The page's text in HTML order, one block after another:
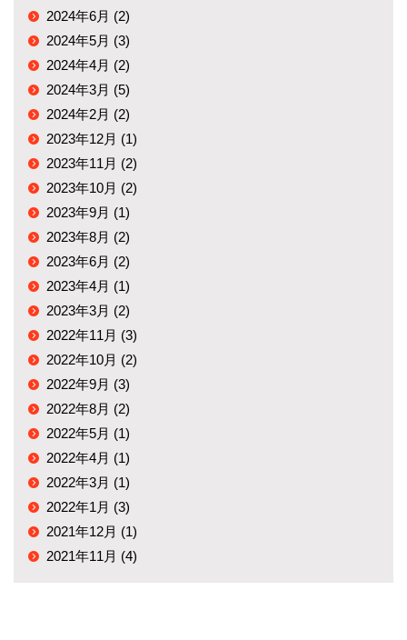
2024年6月 (2)
2024年5月 (3)
2024年4月 (2)
2024年3月 (5)
2024年2月 (2)
2023年12月 (1)
2023年11月 (2)
2023年10月 (2)
2023年9月 (1)
2023年8月 (2)
2023年6月 (2)
2023年4月 (1)
2023年3月 (2)
2022年11月 (3)
2022年10月 (2)
2022年9月 (3)
2022年8月 (2)
2022年5月 (1)
2022年4月 (1)
2022年3月 (1)
2022年1月 (3)
2021年12月 (1)
2021年11月 (4)